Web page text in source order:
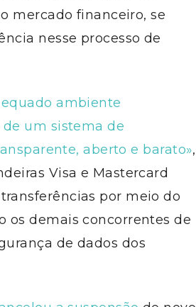
mercado financeiro, se
nesse processo de
ambiente
um sistema de
aberto e barato»,
Visa e Mastercard
por meio do
os demais concorrentes de
de dados dos